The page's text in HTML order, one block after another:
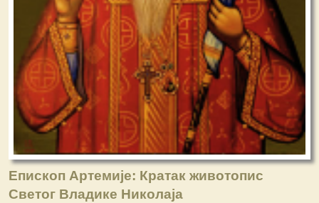
Епископ Артемије: Кратак животопис
Светог Владике Николаја